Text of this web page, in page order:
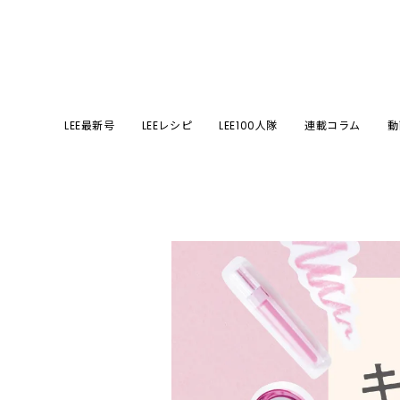
LEE最新号 LEEレシピ LEE100人隊 連載コラム